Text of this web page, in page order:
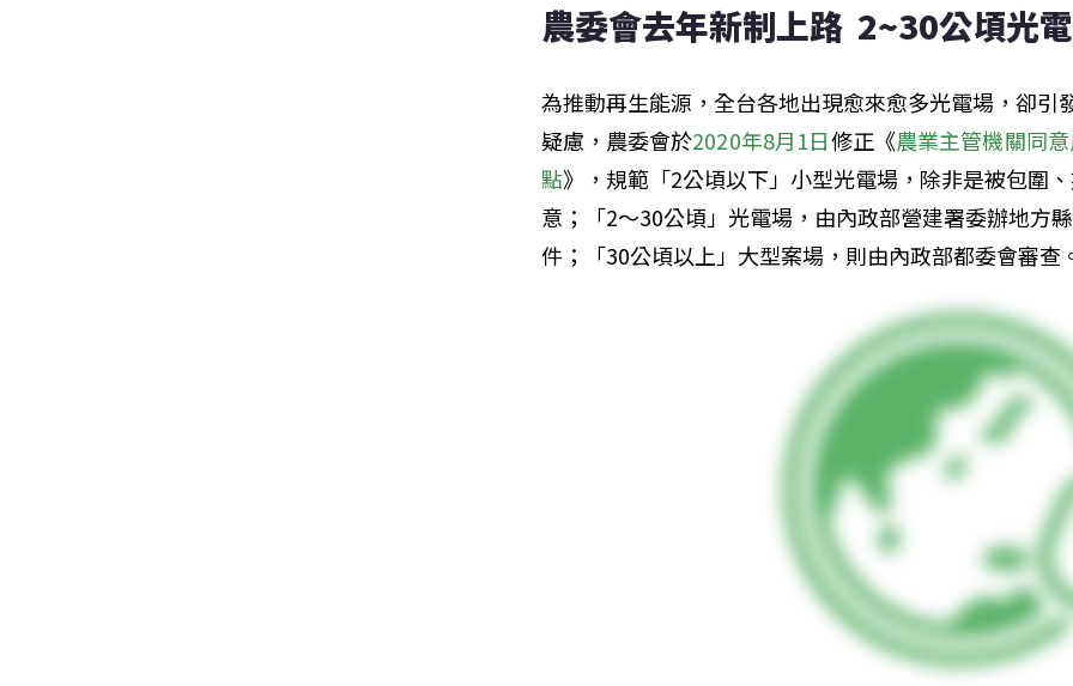
農委會去年新制上路  2~30公頃光
為推動再生能源，全台各地出現愈來愈多光電場，卻引
疑慮，農委會於2020年8月1日修正《農業主管機關同
點》，規範「2公頃以下」小型光電場，除非是被包圍
意；「2～30公頃」光電場，由內政部營建署委辦地方
件；「30公頃以上」大型案場，則由內政部都委會審查